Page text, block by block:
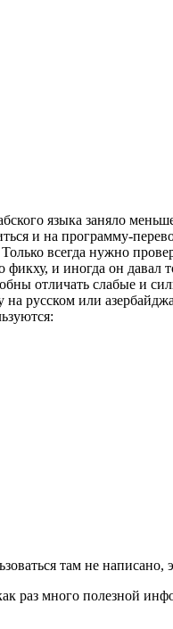
языка заняло
и на программу-
всегда нужно
и иногда он давал
отличать слабые и
русском или
там не написано,
раз много полезной